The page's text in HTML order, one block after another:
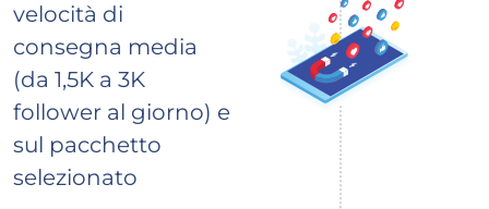
velocità di
consegna media
(da 1,5K a 3K
follower al giorno) e
sul pacchetto
selezionato